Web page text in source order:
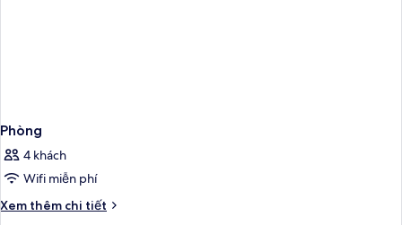
Phòng
4 khách
Wifi miễn phí
Xem thêm chi tiết
Chi